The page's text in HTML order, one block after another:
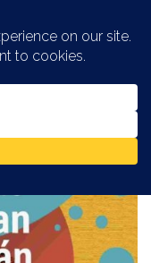
CULTURALES